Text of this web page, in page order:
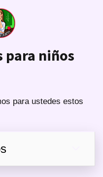
para niños
para ustedes estos